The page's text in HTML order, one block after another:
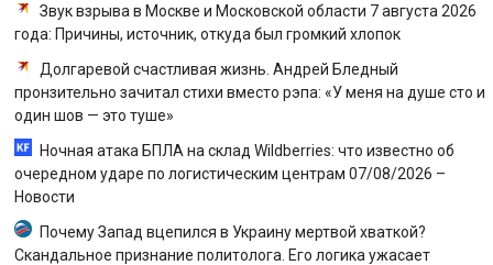
Звук взрыва в Москве и Московской области 7 августа 2026
года: Причины, источник, откуда был громкий хлопок
Долгаревой счастливая жизнь. Андрей Бледный
пронзительно зачитал стихи вместо рэпа: «У меня на душе сто и
один шов — это туше»
Ночная атака БПЛА на склад Wildberries: что известно об
очередном ударе по логистическим центрам 07/08/2026 –
Новости
Почему Запад вцепился в Украину мертвой хваткой?
Скандальное признание политолога. Его логика ужасает